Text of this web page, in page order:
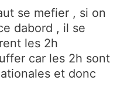
se mefier , si on
dabord , il se
les 2h
car les 2h sont
et donc